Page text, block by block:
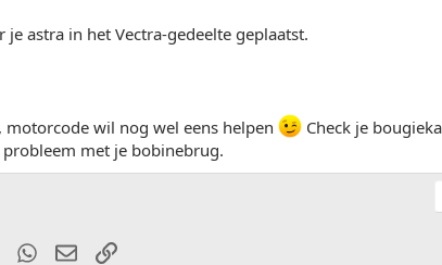
je astra in het Vectra-gedeelte geplaatst.
motorcode wil nog wel eens helpen
Check je
met je bobinebrug.
Tumblr WhatsApp
E-mailLink